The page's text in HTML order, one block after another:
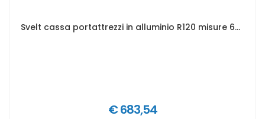
Svelt cassa portattrezzi in alluminio R120 misure 622 x 425 x 520 mm
€ 683,54